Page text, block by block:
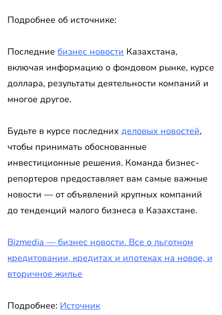
Подробнее об источнике:
Последние бизнес новости Казахстана,
включая информацию о фондовом рынке, курсе
доллара, результаты деятельности компаний и
многое другое.
Будьте в курсе последних деловых новостей,
чтобы принимать обоснованные
инвестиционные решения. Команда бизнес-
репортеров предоставляет вам самые важные
новости — от объявлений крупных компаний
до тенденций малого бизнеса в Казахстане.
Bizmedia — бизнес новости. Все о льготном
кредитовании, кредитах и ипотеках на новое, и
вторичное жилье
Подробнее: Источник